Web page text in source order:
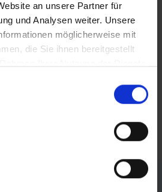
an unsere Partner für
und Analysen weiter. Unsere
möglicherweise mit
die Sie ihnen bereitgestellt
IN SACHSEN-ANHALT